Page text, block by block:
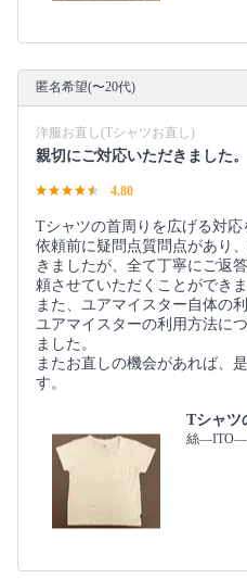
匿名希望(〜20代)
洋服お直し(Tシャツお直し)
親切にご対応いただきました。
4.80
Tシャツの首周りを広げる対応
依頼前に疑問点質問点があり
きましたが、全て丁寧にご返
頼させていただくことができま
また、ユアマイスター自体の
ユアマイスターの利用方法に
ました。
またお直しの機会があれば、
す。
Tシャツ
絲―ITO―